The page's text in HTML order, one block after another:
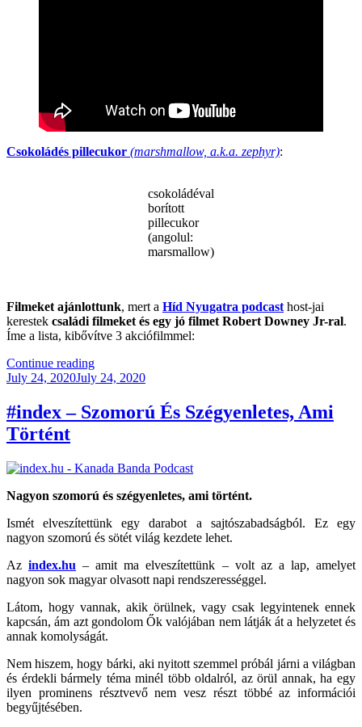
Csokoládés pillecukor (marshmallow, a.k.a. zephyr):
csokoládéval
borított
pillecukor
(angolul:
marsmallow)
Filmeket ajánlottunk, mert a Híd Nyugatra podcast host-jai
kerestek családi filmeket és egy jó filmet Robert Downey Jr-ral.
Íme a lista, kibővítve 3 akciófilmmel:
Continue reading“KB041
–
Migráncsok”
Posted
July 24, 2020July 24, 2020
#index – Szomorú És Szégyenletes, Ami
Történt
Nagyon szomorú és szégyenletes, ami történt.
Ismét elveszítettünk egy darabot a sajtószabadságból. Ez egy
nagyon szomorú és sötét világ kezdete lehet.
Azindex.hu – amit ma elveszítettünk – volt az a lap, amelyet
nagyon sok magyar olvasott napi rendszerességgel.
Látom, hogy vannak, akik örülnek, vagy csak legyintenek ennek
kapcsán, ám azt gondolom Ők valójában nem látják át a helyzetet és
annak komolyságát.
Nem hiszem, hogy bárki, aki nyitott szemmel próbál járni a világban
és érdekli bármely téma minél több oldalról, az örül annak, ha egy
ilyen prominens résztvevő nem vesz részt többé az információi
begyűjtésében.